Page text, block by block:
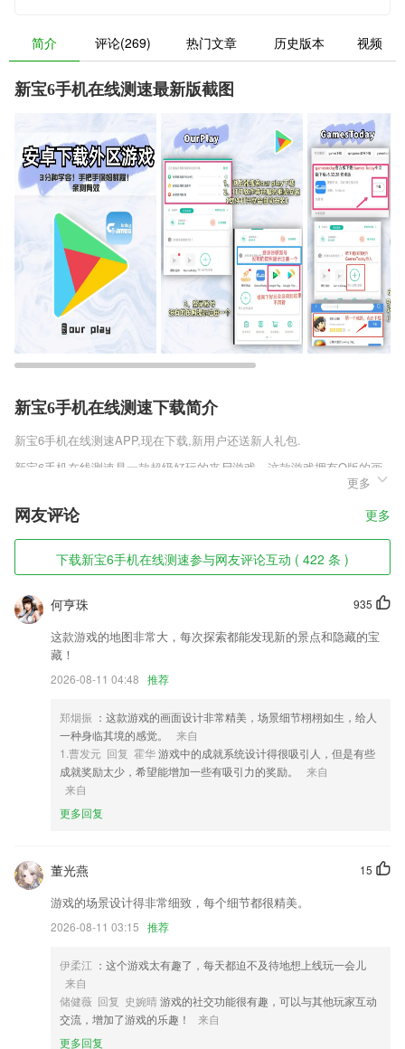
简介 评论(269) 热门文章 历史版本 视频
新宝6手机在线测速最新版截图
新宝6手机在线测速下载简介
新宝6手机在线测速APP,现在下载,新用户还送新人礼包.
新宝6手机在线测速是一款超级好玩的丧尸游戏。这款游戏拥有Q版的画
面，轻快的配乐，虽然是丧尸主题，但却没有恐怖元素，整体风格清新脱
俗，休闲娱乐。玩家扮演的小人在迷宫内与丧尸斗智斗勇，利用各种道具
击败丧尸，最终成功逃出迷宫，和朋友们团聚。喜欢这类游戏的小换班，
赶紧下载体验吧。
新宝6手机在线测速软件特色
1,丰富的专业分类：钢琴、古筝、架子鼓、非洲鼓、音乐素养 五大品
类，您想学的应有尽有。
2,文档电子化
3,高效节能免服务号，免实体卡，免设备，手机就能管理生意。
5,汇集了全网海量漫画资源，每天定时更新漫画。
6,美化图片视频为动漫功能
新宝6手机在线测速软件优势
2.对于小学生而言，里面所有的课文都为你标注好了拼音方便你使用。
3.极简风格，全新手势操作，灵动于指尖；
4.锻炼宝宝大脑的空间抽象思维，锻炼宝宝手、眼、大脑的协调能力，激
发和促进孩子对色彩的理解和运用2
5.系统中一边学习一边统计错题，就是能记录好错题加强复习巩固
6.课程覆盖日常日子、商务、职场、旅游、文娱等各类主题和不同的难易
程度，注重体系和进阶。
新宝6手机在线测速更新了什么?
更多
网友评论 更多
下载新宝6手机在线测速参与网友评论互动 ( 422 条 )
935
何亨珠
这款游戏的地图非常大，每次探索都能发现新的景点和隐藏的宝
藏！
2026-08-11 04:48 推荐
郑烟振 ：这款游戏的画面设计非常精美，场景细节栩栩如生，给人
一种身临其境的感觉。
来自
1.曹发元 回复 霍华游戏中的成就系统设计得很吸引人，但是有些
成就奖励太少，希望能增加一些有吸引力的奖励。
来自
来自
更多回复
15
董光燕
游戏的场景设计得非常细致，每个细节都很精美。
2026-08-11 03:15 推荐
伊柔江 ：这个游戏太有趣了，每天都迫不及待地想上线玩一会儿
来自
储健薇 回复 史婉晴游戏的社交功能很有趣，可以与其他玩家互动
交流，增加了游戏的乐趣！
来自
更多回复